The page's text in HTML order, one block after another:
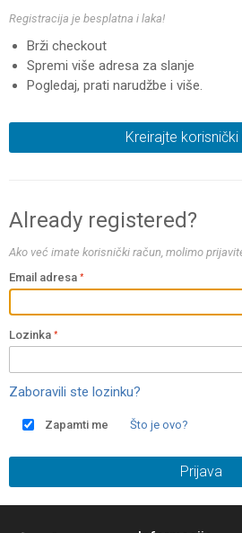
Registracija je besplatna i laka!
Brži checkout
Spremi više adresa za slanje
Pogledaj, prati narudžbe i više.
Kreirajte korisnički
Already registered?
Ako već imate korisnički račun, molimo
Email adresa
Lozinka
Zaboravili ste lozinku?
Zapamti me Što je ovo?
Prijava